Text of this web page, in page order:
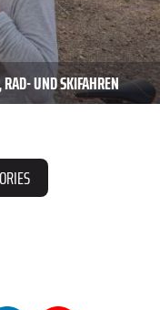
UND SKIFAHREN